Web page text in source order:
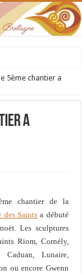
chrétienne
le 5ème chantier a
a
chantier de la
des Saints a débuté
Les sculptures
Riom, Cornély,
Caduan, Lunaire,
ou encore Gwenn